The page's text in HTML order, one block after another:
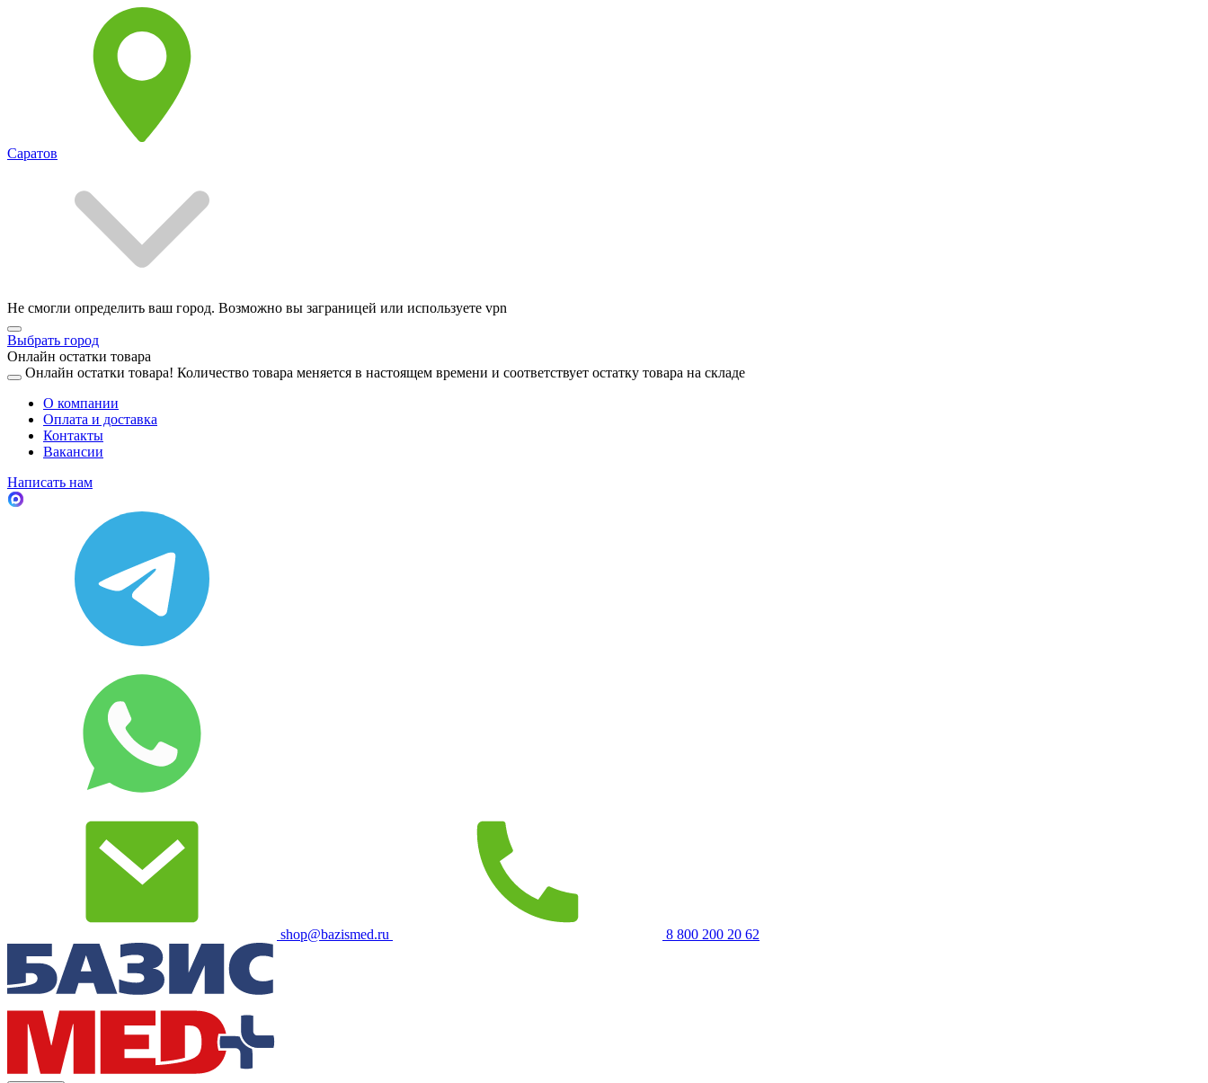
Саратов
Не смогли определить ваш город. Возможно вы заграницей или используете vpn
Выбрать город
Онлайн остатки товара
Онлайн остатки товара! Количество товара меняется в настоящем времени и соответствует остатку товара на складе
О компании
Оплата и доставка
Контакты
Вакансии
Написать нам
shop@bazismed.ru 8 800 200 20 62